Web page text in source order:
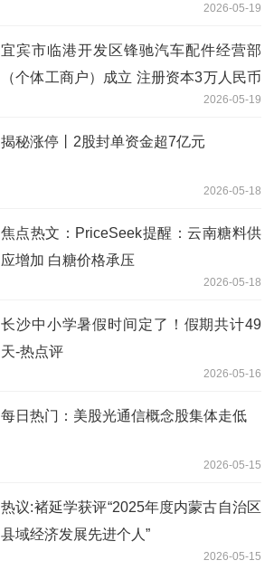
2026-05-19
宜宾市临港开发区锋驰汽车配件经营部
（个体工商户）成立 注册资本3万人民币
2026-05-19
揭秘涨停丨2股封单资金超7亿元
2026-05-18
焦点热文：PriceSeek提醒：云南糖料供
应增加 白糖价格承压
2026-05-18
长沙中小学暑假时间定了！假期共计49
天-热点评
2026-05-16
每日热门：美股光通信概念股集体走低
2026-05-15
热议:褚延学获评“2025年度内蒙古自治区
县域经济发展先进个人”
2026-05-15